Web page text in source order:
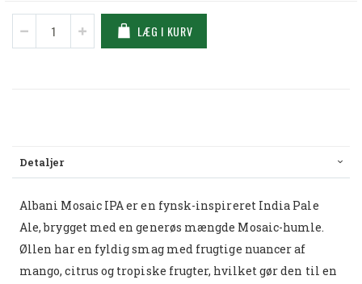
LÆG I KURV
Detaljer
Albani Mosaic IPA er en fynsk-inspireret India Pale
Ale, brygget med en generøs mængde Mosaic-humle.
Øllen har en fyldig smag med frugtige nuancer af
mango, citrus og tropiske frugter, hvilket gør den til en